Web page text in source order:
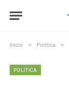
Inicio » Política »
POLÍTICA